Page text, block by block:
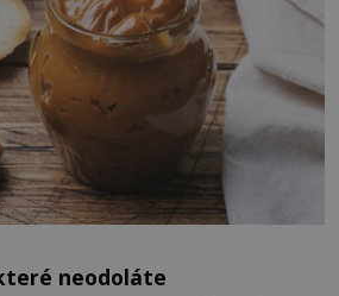
neodoláte